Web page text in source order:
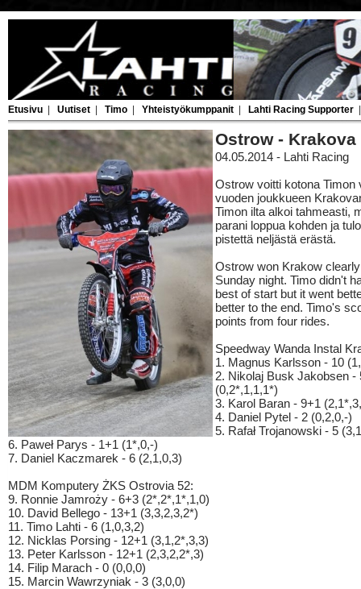
Etusivu Uutiset Timo Yhteistyökumppanit Lahti Racing Supporter
Ostrow - Krakova
04.05.2014 - Lahti Racing
Ostrow voitti kotona Timon
vuoden joukkueen
Timon ilta alkoi tahmeasti,
parani loppua kohden ja
pistettä neljästä erästä.
Ostrow won Krakow
Sunday night. Timo didn't
best of start but it went
better to the end. Timo's
points from four rides.
Speedway Wanda Instal
1. Magnus Karlsson - 10
2. Nikolaj Busk Jakobsen -
(0,2*,1,1,1*)
3. Karol Baran - 9+1
4. Daniel Pytel - 2 (0,2,0,-)
5. Rafał Trojanowski - 5
6. Paweł Parys - 1+1 (1*,0,-)
7. Daniel Kaczmarek - 6 (2,1,0,3)
MDM Komputery ŻKS Ostrovia 52:
9. Ronnie Jamroży - 6+3 (2*,2*,1*,1,0)
10. David Bellego - 13+1 (3,3,2,3,2*)
11. Timo Lahti - 6 (1,0,3,2)
12. Nicklas Porsing - 12+1 (3,1,2*,3,3)
13. Peter Karlsson - 12+1 (2,3,2,2*,3)
14. Filip Marach - 0 (0,0,0)
15. Marcin Wawrzyniak - 3 (3,0,0)